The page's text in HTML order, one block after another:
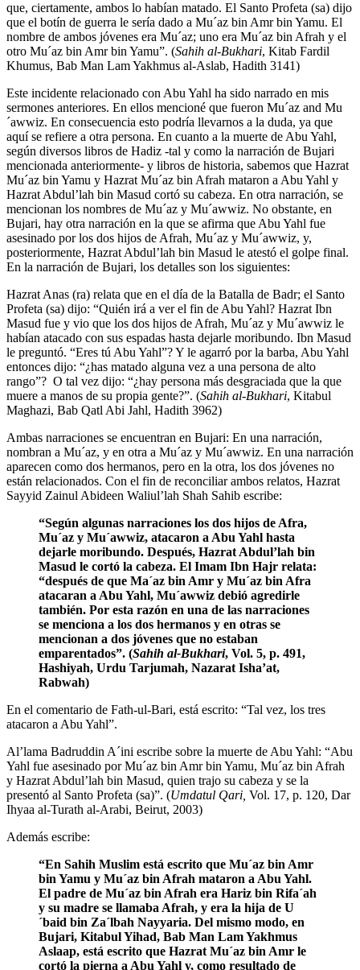
que, ciertamente, ambos lo habían matado. El Santo Profeta (sa) dijo
que el botín de guerra le sería dado a Mu´az bin Amr bin Yamu. El
nombre de ambos jóvenes era Mu´az; uno era Mu´az bin Afrah y el
otro Mu´az bin Amr bin Yamu”. (Sahih al-Bukhari, Kitab Fardil
Khumus, Bab Man Lam Yakhmus al-Aslab, Hadith 3141)
Este incidente relacionado con Abu Yahl ha sido narrado en mis
sermones anteriores. En ellos mencioné que fueron Mu´az and Mu
´awwiz. En consecuencia esto podría llevarnos a la duda, ya que
aquí se refiere a otra persona. En cuanto a la muerte de Abu Yahl,
según diversos libros de Hadiz -tal y como la narración de Bujari
mencionada anteriormente- y libros de historia, sabemos que Hazrat
Mu´az bin Yamu y Hazrat Mu´az bin Afrah mataron a Abu Yahl y
Hazrat Abdul’lah bin Masud cortó su cabeza. En otra narración, se
mencionan los nombres de Mu´az y Mu´awwiz. No obstante, en
Bujari, hay otra narración en la que se afirma que Abu Yahl fue
asesinado por los dos hijos de Afrah, Mu´az y Mu´awwiz, y,
posteriormente, Hazrat Abdul’lah bin Masud le atestó el golpe final.
En la narración de Bujari, los detalles son los siguientes:
Hazrat Anas (ra) relata que en el día de la Batalla de Badr; el Santo
Profeta (sa) dijo: “Quién irá a ver el fin de Abu Yahl? Hazrat Ibn
Masud fue y vio que los dos hijos de Afrah, Mu´az y Mu´awwiz le
habían atacado con sus espadas hasta dejarle moribundo. Ibn Masud
le preguntó. “Eres tú Abu Yahl”? Y le agarró por la barba, Abu Yahl
entonces dijo: “¿has matado alguna vez a una persona de alto
rango”? O tal vez dijo: “¿hay persona más desgraciada que la que
muere a manos de su propia gente?”. (Sahih al-Bukhari, Kitabul
Maghazi, Bab Qatl Abi Jahl, Hadith 3962)
Ambas narraciones se encuentran en Bujari: En una narración,
nombran a Mu´az, y en otra a Mu´az y Mu´awwiz. En una narración
aparecen como dos hermanos, pero en la otra, los dos jóvenes no
están relacionados. Con el fin de reconciliar ambos relatos, Hazrat
Sayyid Zainul Abideen Waliul’lah Shah Sahib escribe:
“Según algunas narraciones los dos hijos de Afra,
Mu´az y Mu´awwiz, atacaron a Abu Yahl hasta
dejarle moribundo. Después, Hazrat Abdul’lah bin
Masud le cortó la cabeza. El Imam Ibn Hajr relata:
“después de que Ma´az bin Amr y Mu´az bin Afra
atacaran a Abu Yahl, Mu´awwiz debió agredirle
también. Por esta razón en una de las narraciones
se menciona a los dos hermanos y en otras se
mencionan a dos jóvenes que no estaban
emparentados”. (Sahih al-Bukhari, Vol. 5, p. 491,
Hashiyah, Urdu Tarjumah, Nazarat Isha’at,
Rabwah)
En el comentario de Fath-ul-Bari, está escrito: “Tal vez, los tres
atacaron a Abu Yahl”.
Al’lama Badruddin A´ini escribe sobre la muerte de Abu Yahl: “Abu
Yahl fue asesinado por Mu´az bin Amr bin Yamu, Mu´az bin Afrah
y Hazrat Abdul’lah bin Masud, quien trajo su cabeza y se la
presentó al Santo Profeta (sa)”. (Umdatul Qari, Vol. 17, p. 120, Dar
Ihyaa al-Turath al-Arabi, Beirut, 2003)
Además escribe:
“En Sahih Muslim está escrito que Mu´az bin Amr
bin Yamu y Mu´az bin Afrah mataron a Abu Yahl.
El padre de Mu´az bin Afrah era Hariz bin Rifa´ah
y su madre se llamaba Afrah, y era la hija de U
´baid bin Za´lbah Nayyaria. Del mismo modo, en
Bujari, Kitabul Yihad, Bab Man Lam Yakhmus
Aslaap, está escrito que Hazrat Mu´az bin Amr le
cortó la pierna a Abu Yahl y, como resultado de